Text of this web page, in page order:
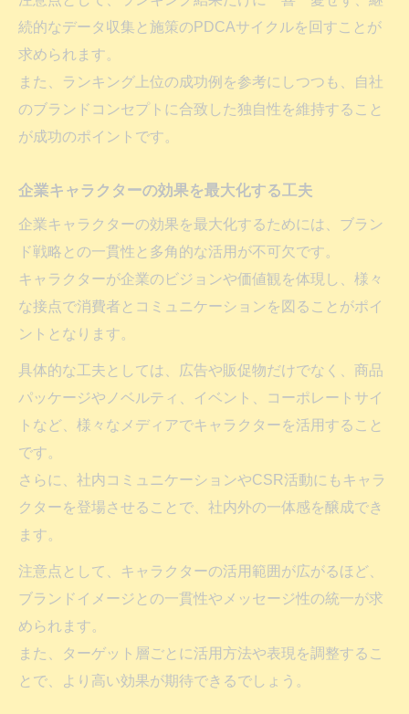
続的なデータ収集と施策のPDCAサイクルを回すことが
求められます。
また、ランキング上位の成功例を参考にしつつも、自社
のブランドコンセプトに合致した独自性を維持すること
が成功のポイントです。
企業キャラクターの効果を最大化する工夫
企業キャラクターの効果を最大化するためには、ブラン
ド戦略との一貫性と多角的な活用が不可欠です。
キャラクターが企業のビジョンや価値観を体現し、様々
な接点で消費者とコミュニケーションを図ることがポイ
ントとなります。
具体的な工夫としては、広告や販促物だけでなく、商品
パッケージやノベルティ、イベント、コーポレートサイ
トなど、様々なメディアでキャラクターを活用すること
です。
さらに、社内コミュニケーションやCSR活動にもキャラ
クターを登場させることで、社内外の一体感を醸成でき
ます。
注意点として、キャラクターの活用範囲が広がるほど、
ブランドイメージとの一貫性やメッセージ性の統一が求
められます。
また、ターゲット層ごとに活用方法や表現を調整するこ
とで、より高い効果が期待できるでしょう。